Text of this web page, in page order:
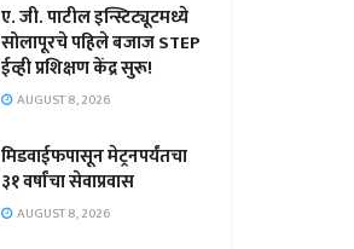
ए. जी. पाटील इन्स्टिट्यूटमध्ये
सोलापूरचे पहिले बजाज STEP
ईव्ही प्रशिक्षण केंद्र सुरू!
AUGUST 8, 2026
मिडवाईफपासून मेट्रनपर्यंतचा
३१ वर्षांचा सेवाप्रवास
AUGUST 8, 2026